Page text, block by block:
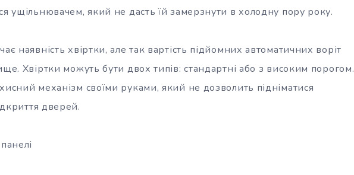
ущільнювачем, який не дасть їй замерзнути в холодну пору року.
наявність хвіртки, але так вартість підйомних автоматичних воріт
Хвіртки можуть бути двох типів: стандартні або з високим порогом.
механізм своїми руками, який не дозволить підніматися
дверей.